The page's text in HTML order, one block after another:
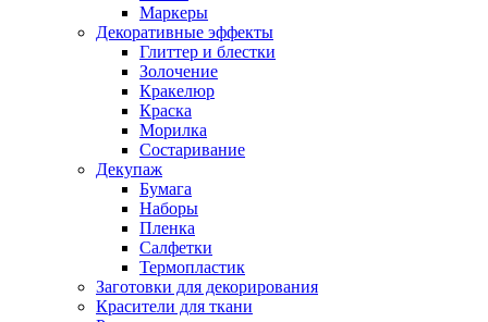
Маркеры
Декоративные эффекты
Глиттер и блестки
Золочение
Кракелюр
Краска
Морилка
Состаривание
Декупаж
Бумага
Наборы
Пленка
Салфетки
Термопластик
Заготовки для декорирования
Красители для ткани